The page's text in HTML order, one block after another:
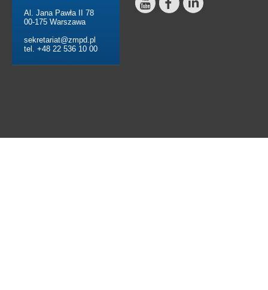
Al. Jana Pawła II 78
00-175 Warszawa
sekretariat@zmpd.pl
tel. +48 22 536 10 00